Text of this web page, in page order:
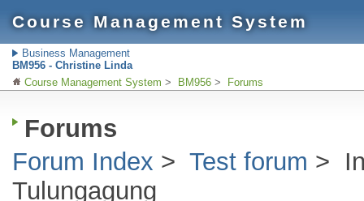
Course Management System
Business Management
BM956 - Christine Linda
Course Management System > BM956 > Forums
Forums
Forum Index > Test forum >
Tulungagung